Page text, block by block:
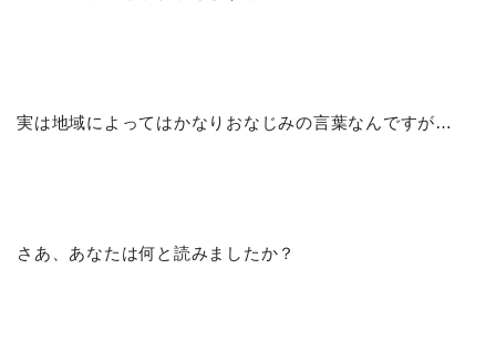
実は地域によってはかなりおなじみの言葉なんですが…
さあ、あなたは何と読みましたか？